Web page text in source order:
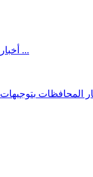
مدير عام ردفان يلتقي الشباب والطلاب ويؤكد دعم السلطة المحلية للمبادرات والأنشطة الشبابية ...
المحافظات